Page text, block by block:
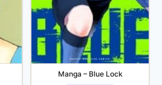
Manga – Blue Lock